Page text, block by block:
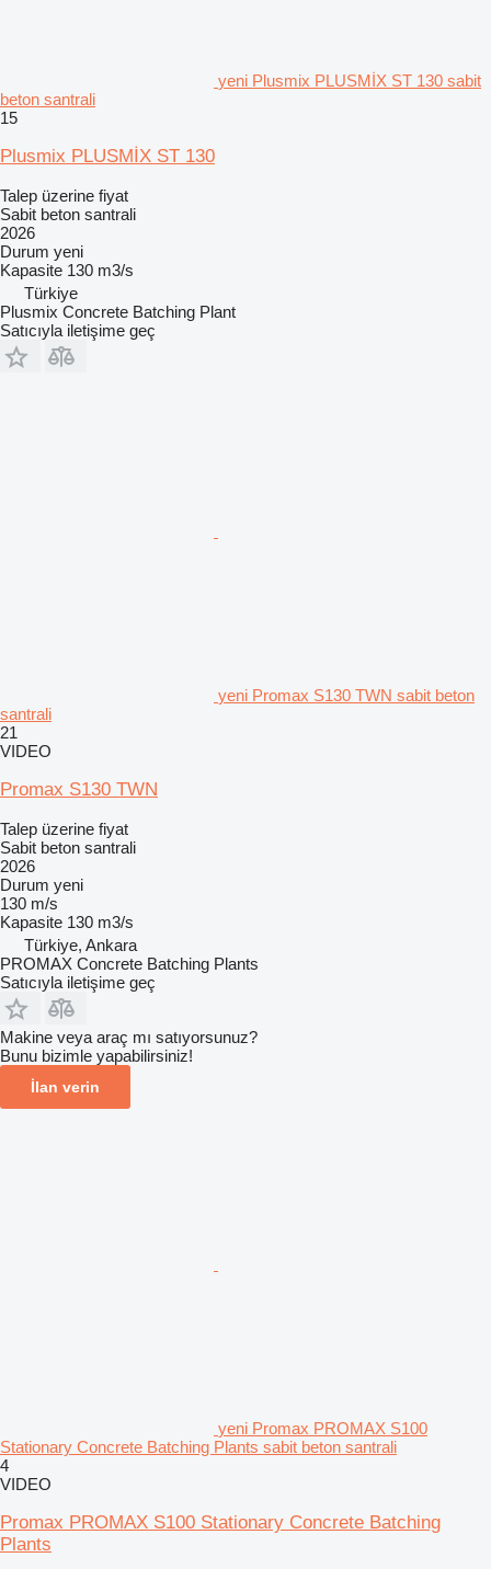
yeni Plusmix PLUSMİX ST 130 sabit
beton santrali
15
Plusmix PLUSMİX ST 130
Talep üzerine fiyat
Sabit beton santrali
2026
Durum yeni
Kapasite 130 m3/s
Türkiye
Plusmix Concrete Batching Plant
Satıcıyla iletişime geç
yeni Promax S130 TWN sabit beton
santrali
21
VIDEO
Promax S130 TWN
Talep üzerine fiyat
Sabit beton santrali
2026
Durum yeni
130 m/s
Kapasite 130 m3/s
Türkiye, Ankara
PROMAX Concrete Batching Plants
Satıcıyla iletişime geç
Makine veya araç mı satıyorsunuz?
Bunu bizimle yapabilirsiniz!
İlan verin
yeni Promax PROMAX S100
Stationary Concrete Batching Plants sabit beton santrali
4
VIDEO
Promax PROMAX S100 Stationary Concrete Batching
Plants